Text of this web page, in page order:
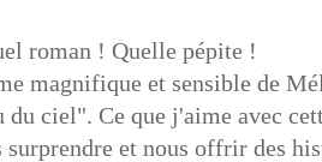
roman ! Quelle pépite !
magnifique et sensible de
ciel". Ce que j'aime avec
et nous offrir des